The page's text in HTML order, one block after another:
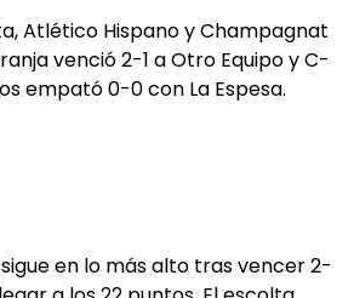
Atlético Hispano y Champagnat
venció 2-1 a Otro Equipo y C-
empató 0-0 con La Espesa.
en lo más alto tras vencer 2-